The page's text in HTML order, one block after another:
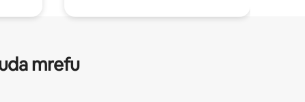
mrefu